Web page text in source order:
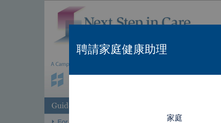
聘請家庭健康助理
家庭